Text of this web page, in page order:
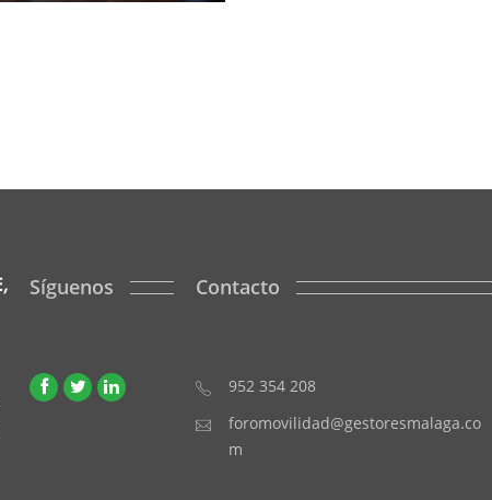
Síguenos Contacto
952 354 208
foromovilidad@gestoresmalaga.co
m